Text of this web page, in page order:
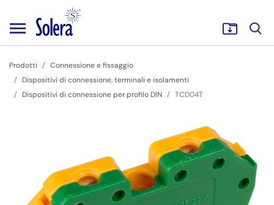
Prodotti
Connessione e fissaggio
Dispositivi di connessione, terminali e isolamenti
Dispositivi di connessione per profilo DIN
TCD04T